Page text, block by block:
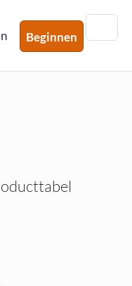
Beginnen